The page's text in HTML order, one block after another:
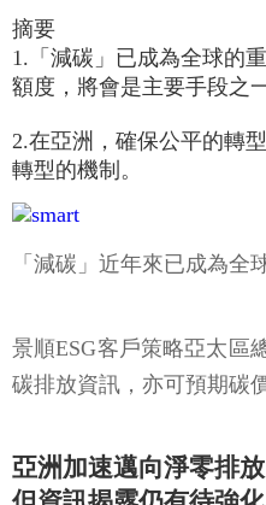
摘要
1.「減碳」已成為全球的
額度，將會是主要手段之一
2.在亞洲，確保公平的轉
轉型的機制。
「減碳」近年來已成為
景順ESG客戶策略亞太區
碳排放資訊，亦可預期碳
亞洲加速邁向淨零排放